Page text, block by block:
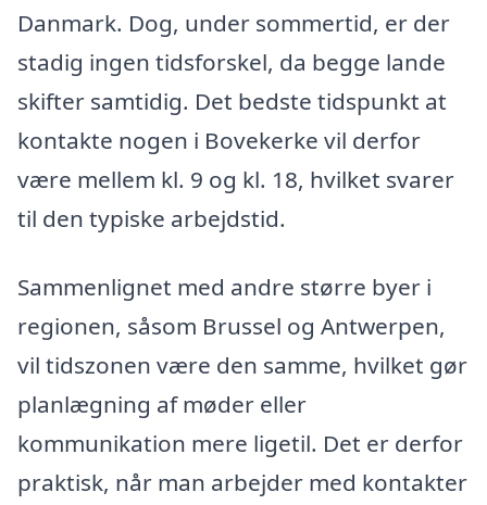
Danmark. Dog, under sommertid, er der
stadig ingen tidsforskel, da begge lande
skifter samtidig. Det bedste tidspunkt at
kontakte nogen i Bovekerke vil derfor
være mellem kl. 9 og kl. 18, hvilket svarer
til den typiske arbejdstid.
Sammenlignet med andre større byer i
regionen, såsom Brussel og Antwerpen,
vil tidszonen være den samme, hvilket gør
planlægning af møder eller
kommunikation mere ligetil. Det er derfor
praktisk, når man arbejder med kontakter